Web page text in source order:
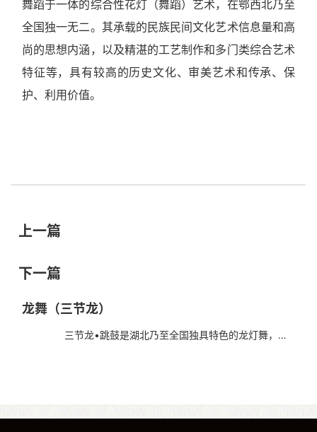
舞蹈于一体的综合性花灯（舞蹈）艺术，在鄂西北乃至
全国独一无二。其承载的民族民间文化艺术信息量和高
尚的思想内涵，以及精湛的工艺制作和多门类综合艺术
特征等，具有较高的历史文化、审美艺术和传承、保
护、利用价值。
上一篇
下一篇
龙舞（三节龙）
三节龙•跳鼓是湖北乃至全国独具特色的龙灯舞，流